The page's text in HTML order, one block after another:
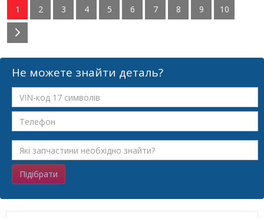
1 2 3 4 5 6 7 8 9 10
Не можете знайти деталь?
Підібрати